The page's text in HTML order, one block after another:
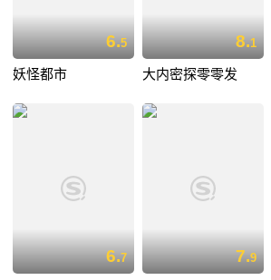
6.5
妖怪都市
8.1
大内密探零零发
6.7 7.9